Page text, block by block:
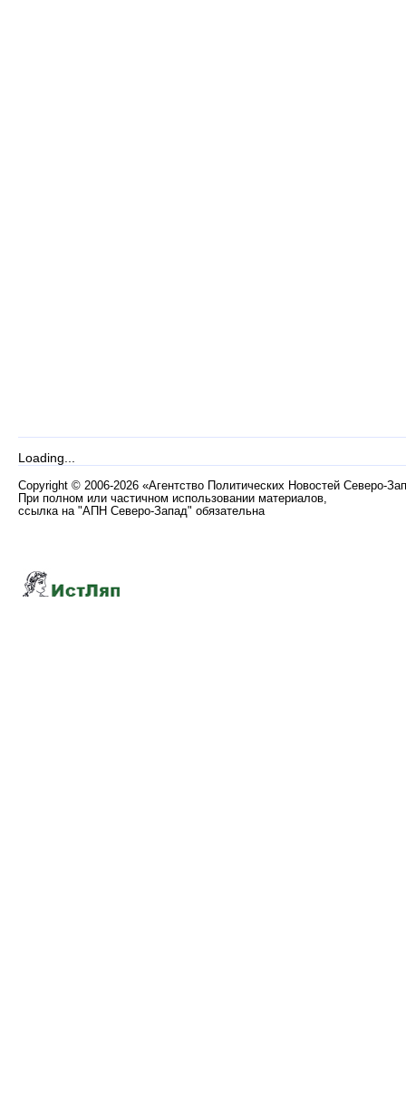
Loading...
Copyright © 2006-2026 «Агентство Политических Новостей Северо-
При полном или частичном использовании материалов,
ссылка на "АПН Северо-Запад" обязательна